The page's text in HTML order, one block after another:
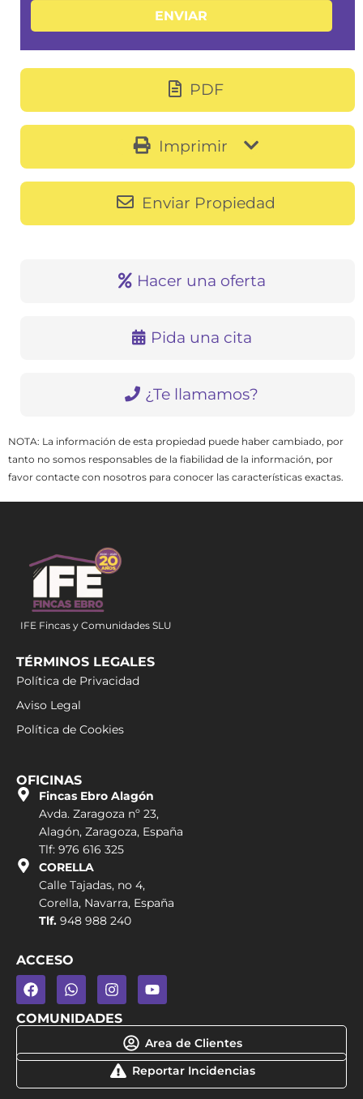
PDF
Imprimir
Enviar Propiedad
Hacer una oferta
Pida una cita
¿Te llamamos?
NOTA: La información de esta propiedad puede haber cambiado, por
tanto no somos responsables de la fiabilidad de la información, por
favor contacte con nosotros para conocer las características exactas.
IFE Fincas y Comunidades SLU
TÉRMINOS LEGALES
Política de Privacidad
Aviso Legal
Política de Cookies
OFICINAS
Fincas Ebro Alagón
Avda. Zaragoza nº 23,
Alagón, Zaragoza, España
Tlf: 976 616 325
CORELLA
Calle Tajadas, no 4,
Corella, Navarra, España
Tlf. 948 988 240
ACCESO
COMUNIDADES
Area de Clientes
Reportar Incidencias